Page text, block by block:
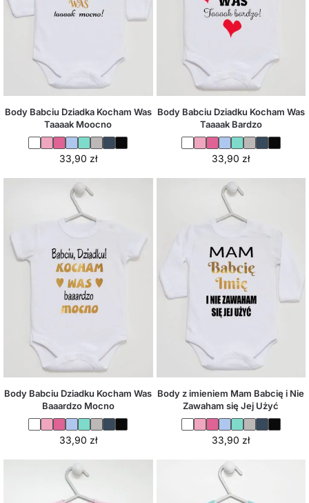
Body Babciu Dziadka Kocham Was
Taaaak Moocno
33,90 zł
Body Babciu Dziadku Kocham Was
Taaaak Bardzo
33,90 zł
Body Babciu Dziadku Kocham Was
Baaardzo Mocno
33,90 zł
Body z imieniem Mam Babcię i Nie
Zawaham się Jej Użyć
33,90 zł